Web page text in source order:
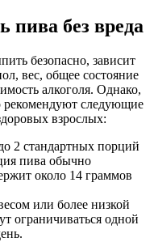
без вреда
безопасно, зависит
вес, общее состояние
алкоголя. Однако,
рекомендуют следующие
взрослых:
2 стандартных порций
пива обычно
около 14 граммов
или более низкой
ограничиваться одной